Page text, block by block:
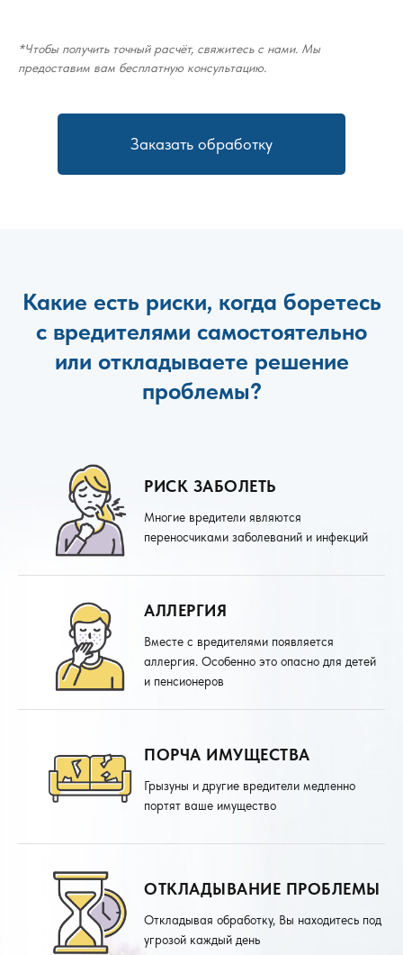
*Чтобы получить точный расчёт, свяжитесь с нами. Мы
предоставим вам бесплатную консультацию.
Заказать обработку
Какие есть риски, когда боретесь
с вредителями самостоятельно
или откладываете решение
проблемы?
РИСК ЗАБОЛЕТЬ
Многие вредители являются
переносчиками заболеваний и инфекций
АЛЛЕРГИЯ
Вместе с вредителями появляется
аллергия. Особенно это опасно для детей
и пенсионеров
ПОРЧА ИМУЩЕСТВА
Грызуны и другие вредители медленно
портят ваше имущество
ОТКЛАДЫВАНИЕ ПРОБЛЕМЫ
Откладывая обработку, Вы находитесь под
угрозой каждый день